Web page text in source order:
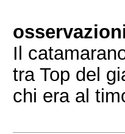
Il
tra Top del
chi era al